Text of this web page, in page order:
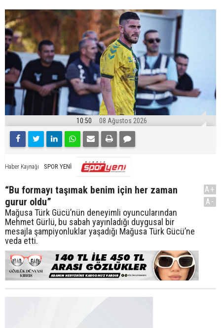
10:50 08 Ağustos 2026
Haber Kaynağı SPOR YENİ
“Bu formayı taşımak benim için her zaman
gurur oldu”
Mağusa Türk Gücü’nün deneyimli oyuncularından
Mehmet Gürlü, bu sabah yayınladığı duygusal bir
mesajla şampiyonluklar yaşadığı Mağusa Türk Gücü’ne
veda etti.
A+
A-